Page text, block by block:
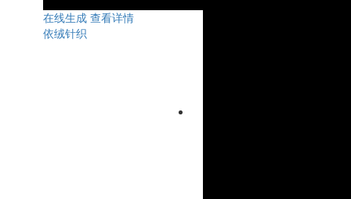
在线生成 查看详情
依绒针织